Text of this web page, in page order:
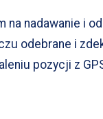
nadawanie i
odebrane i
pozycji z